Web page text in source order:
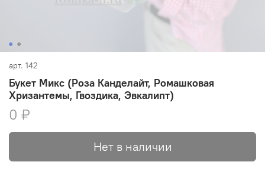
арт. 142
Букет Микс (Роза Канделайт, Ромашковая
Хризантемы, Гвоздика, Эвкалипт)
0 ₽
Нет в наличии